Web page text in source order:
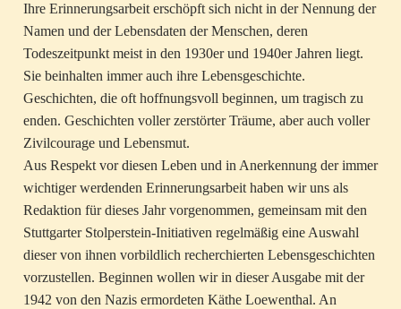
Ihre Erinnerungsarbeit erschöpft sich nicht in der Nennung der
Namen und der Lebensdaten der Menschen, deren
Todeszeitpunkt meist in den 1930er und 1940er Jahren liegt.
Sie beinhalten immer auch ihre Lebensgeschichte.
Geschichten, die oft hoffnungsvoll beginnen, um tragisch zu
enden. Geschichten voller zerstörter Träume, aber auch voller
Zivilcourage und Lebensmut.
Aus Respekt vor diesen Leben und in Anerkennung der immer
wichtiger werdenden Erinnerungsarbeit haben wir uns als
Redaktion für dieses Jahr vorgenommen, gemeinsam mit den
Stuttgarter Stolperstein-Initiativen regelmäßig eine Auswahl
dieser von ihnen vorbildlich recherchierten Lebensgeschichten
vorzustellen. Beginnen wollen wir in dieser Ausgabe mit der
1942 von den Nazis ermordeten Käthe Loewenthal. An